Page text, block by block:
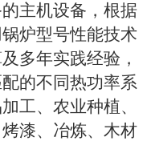
主机设备，根据
炉型号性能技术
多年实践经验，
的不同热功率系
工、农业种植、
漆、冶炼、木材